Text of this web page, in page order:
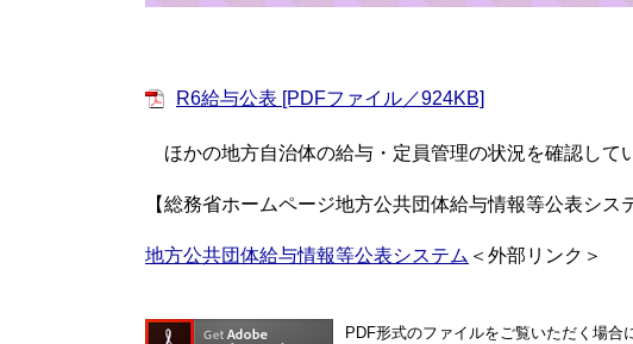
R6給与公表 [PDFファイル／924KB]
ほかの地方自治体の給与・定員管理の状況を確認して
【総務省ホームページ地方公共団体給与情報等公表シス
地方公共団体給与情報等公表システム ＜外部リンク＞
PDF形式のファイルをご覧いただく場合